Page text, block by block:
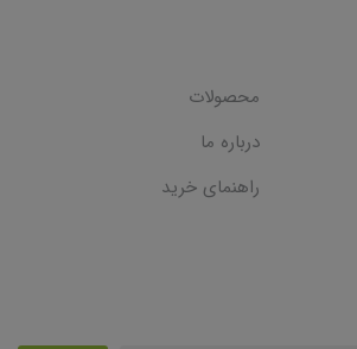
محصولات
درباره ما
راهنمای خرید